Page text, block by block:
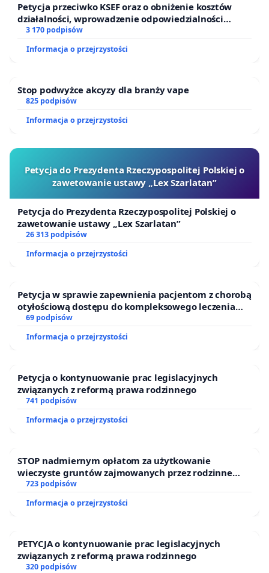
Petycja przeciwko KSEF oraz o obniżenie kosztów
działalności, wprowadzenie odpowiedzialności
finansowej kluczowych urzędników i sędziów
3 170 podpisów
Informacja o przejrzystości
Stop podwyżce akcyzy dla branży vape
825 podpisów
Informacja o przejrzystości
Petycja do Prezydenta Rzeczypospolitej Polskiej o
zawetowanie ustawy „Lex Szarlatan”
Petycja do Prezydenta Rzeczypospolitej Polskiej o
zawetowanie ustawy „Lex Szarlatan”
26 313 podpisów
Informacja o przejrzystości
Petycja w sprawie zapewnienia pacjentom z chorobą
otyłościową dostępu do kompleksowego leczenia
oraz programów profilaktycznych.
69 podpisów
Informacja o przejrzystości
Petycja o kontynuowanie prac legislacyjnych
związanych z reformą prawa rodzinnego
741 podpisów
Informacja o przejrzystości
STOP nadmiernym opłatom za użytkowanie
wieczyste gruntów zajmowanych przez rodzinne
ogrody działkowe.
723 podpisów
Informacja o przejrzystości
PETYCJA o kontynuowanie prac legislacyjnych
związanych z reformą prawa rodzinnego
320 podpisów